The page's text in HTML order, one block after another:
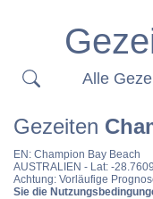
Alle
Gezeiten
EN: Champion Bay Beach
AUSTRALIEN - Lat: -
Achtung: Vorläufige
Sie die